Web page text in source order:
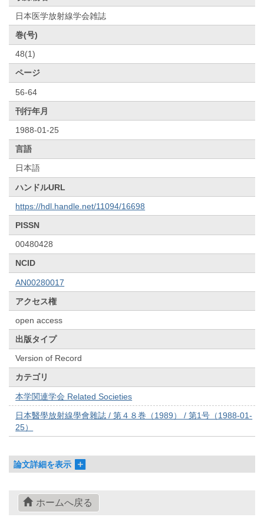
日本医学放射線学会雑誌
巻(号)
48(1)
ページ
56-64
刊行年月
1988-01-25
言語
日本語
ハンドルURL
https://hdl.handle.net/11094/16698
PISSN
00480428
NCID
AN00280017
アクセス権
open access
出版タイプ
Version of Record
カテゴリ
本学関連学会 Related Societies
日本醫學放射線學會雜誌 / 第４８巻（1989） / 第1号（1988-01-
25）
論文詳細を表示
ホームへ戻る